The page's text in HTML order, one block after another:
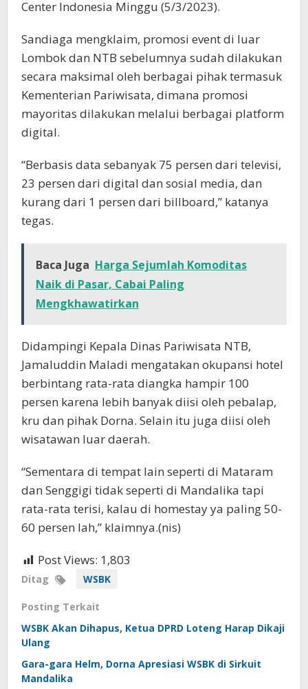
Center Indonesia Minggu (5/3/2023).
Sandiaga mengklaim, promosi event di luar
Lombok dan NTB sebelumnya sudah dilakukan
secara maksimal oleh berbagai pihak termasuk
Kementerian Pariwisata, dimana promosi
mayoritas dilakukan melalui berbagai platform
digital.
“Berbasis data sebanyak 75 persen dari televisi,
23 persen dari digital dan sosial media, dan
kurang dari 1 persen dari billboard,” katanya
tegas.
Baca Juga Harga Sejumlah Komoditas
Naik di Pasar, Cabai Paling
Mengkhawatirkan
Didampingi Kepala Dinas Pariwisata NTB,
Jamaluddin Maladi mengatakan okupansi hotel
berbintang rata-rata diangka hampir 100
persen karena lebih banyak diisi oleh pebalap,
kru dan pihak Dorna. Selain itu juga diisi oleh
wisatawan luar daerah.
“Sementara di tempat lain seperti di Mataram
dan Senggigi tidak seperti di Mandalika tapi
rata-rata terisi, kalau di homestay ya paling 50-
60 persen lah,” klaimnya.(nis)
Post Views: 1,803
Ditag WSBK
Posting Terkait
WSBK Akan Dihapus, Ketua DPRD Loteng Harap Dikaji
Ulang
Gara-gara Helm, Dorna Apresiasi WSBK di Sirkuit
Mandalika